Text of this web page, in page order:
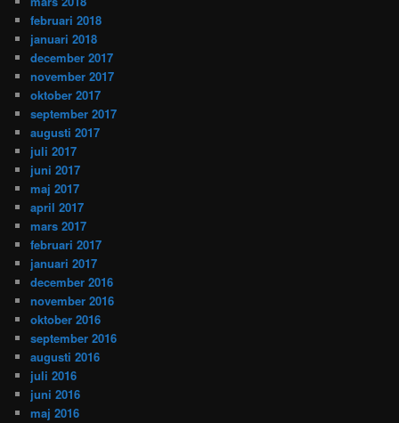
februari 2018
januari 2018
december 2017
november 2017
oktober 2017
september 2017
augusti 2017
juli 2017
juni 2017
maj 2017
april 2017
mars 2017
februari 2017
januari 2017
december 2016
november 2016
oktober 2016
september 2016
augusti 2016
juli 2016
juni 2016
maj 2016